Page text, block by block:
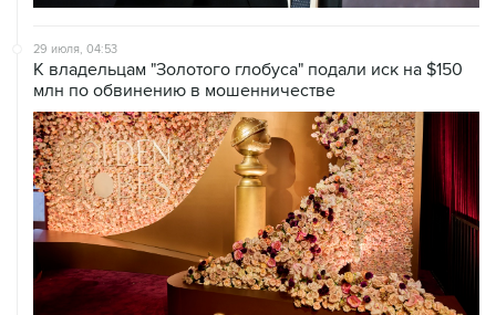
29 июля, 04:53
К владельцам "Золотого глобуса" подали иск на $150
млн по обвинению в мошенничестве